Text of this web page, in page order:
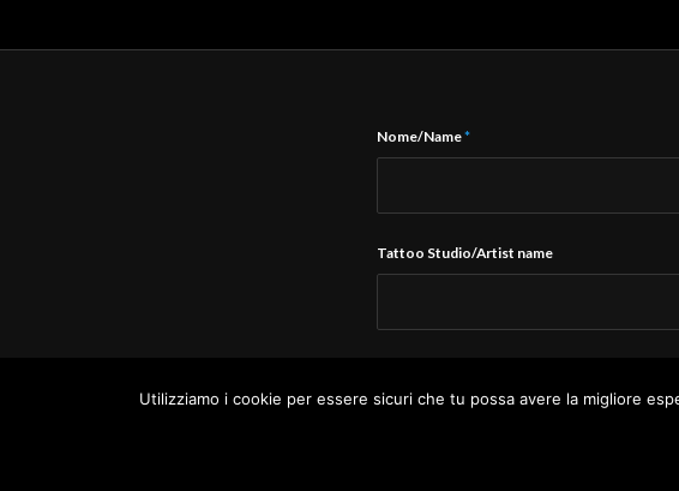
Nome/Name*
Tattoo Studio/Artist name
Utilizziamo i cookie per essere sicuri che tu possa avere la migliore